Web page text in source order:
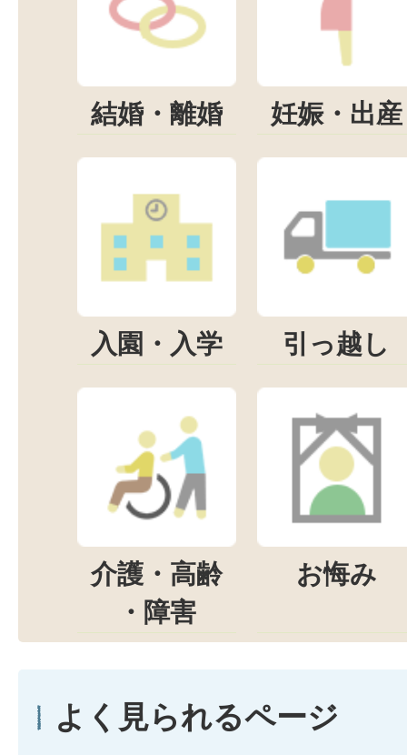
結婚・離婚 妊娠・出産
入園・入学 引っ越し
介護・高齢
・障害
お悔み
よく見られるページ